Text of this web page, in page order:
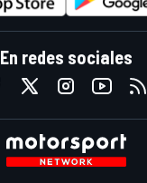
En redes sociales